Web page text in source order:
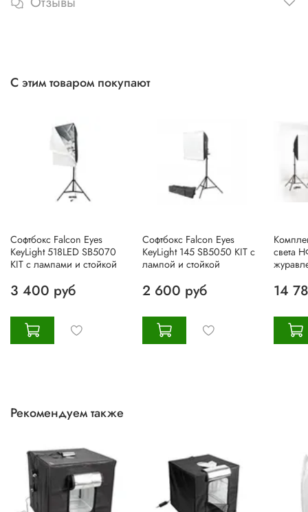
С этим товаром покупают
Софтбокс Falcon Eyes
KeyLight 518LED SB5070
KIT с лампами и стойкой
3 400 руб
Софтбокс Falcon Eyes
KeyLight 145 SB5050 KIT с
лампой и стойкой
2 600 руб
света
14
Рекомендуем также